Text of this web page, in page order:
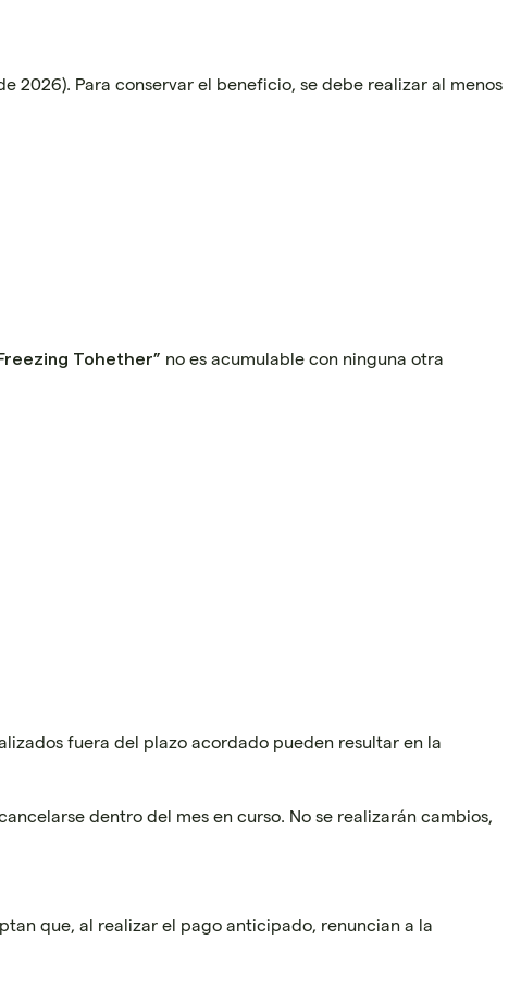
2026). Para conservar el beneficio, se debe realizar al menos
Tohether” no es acumulable con ninguna otra
fuera del plazo acordado pueden resultar en la
dentro del mes en curso. No se realizarán cambios,
que, al realizar el pago anticipado, renuncian a la